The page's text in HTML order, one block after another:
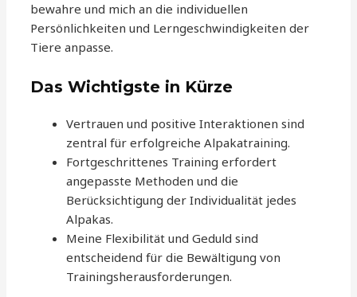
bewahre und mich an die individuellen
Persönlichkeiten und Lerngeschwindigkeiten der
Tiere anpasse.
Das Wichtigste in Kürze
Vertrauen und positive Interaktionen sind
zentral für erfolgreiche Alpakatraining.
Fortgeschrittenes Training erfordert
angepasste Methoden und die
Berücksichtigung der Individualität jedes
Alpakas.
Meine Flexibilität und Geduld sind
entscheidend für die Bewältigung von
Trainingsherausforderungen.